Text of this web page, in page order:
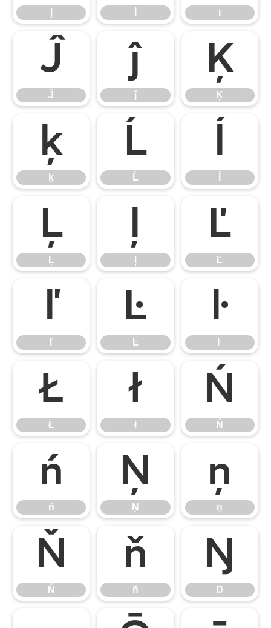
į ı
Ĵ
Ĵ
ĵ
ĵ
Ķ
Ķ
ķ
ķ
Ĺ
Ĺ
ĺ
Ļ
Ļ
ļ Ľ
Ľ
ľ
ľ
Ŀ
Ŀ
ŀ
ŀ
Ł
Ł
ł
ł
Ń
Ń
ń
ń
Ņ
Ņ
ņ
ņ
Ň
Ň
ň
ň
Ŋ
Ŋ